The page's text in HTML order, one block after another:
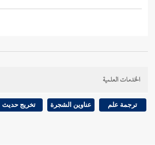
الخدمات العلمية
ترجمة علم عناوين الشجرة تخريج حديث